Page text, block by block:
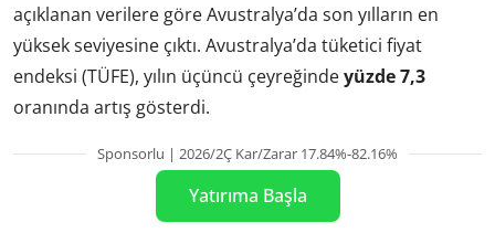
açıklanan verilere göre Avustralya’da son yılların en
yüksek seviyesine çıktı. Avustralya’da tüketici fiyat
endeksi (TÜFE), yılın üçüncü çeyreğindeyüzde 7,3
oranında artış gösterdi.
Sponsorlu | 2026/2Ç Kar/Zarar 17.84%-82.16%
Yatırıma Başla